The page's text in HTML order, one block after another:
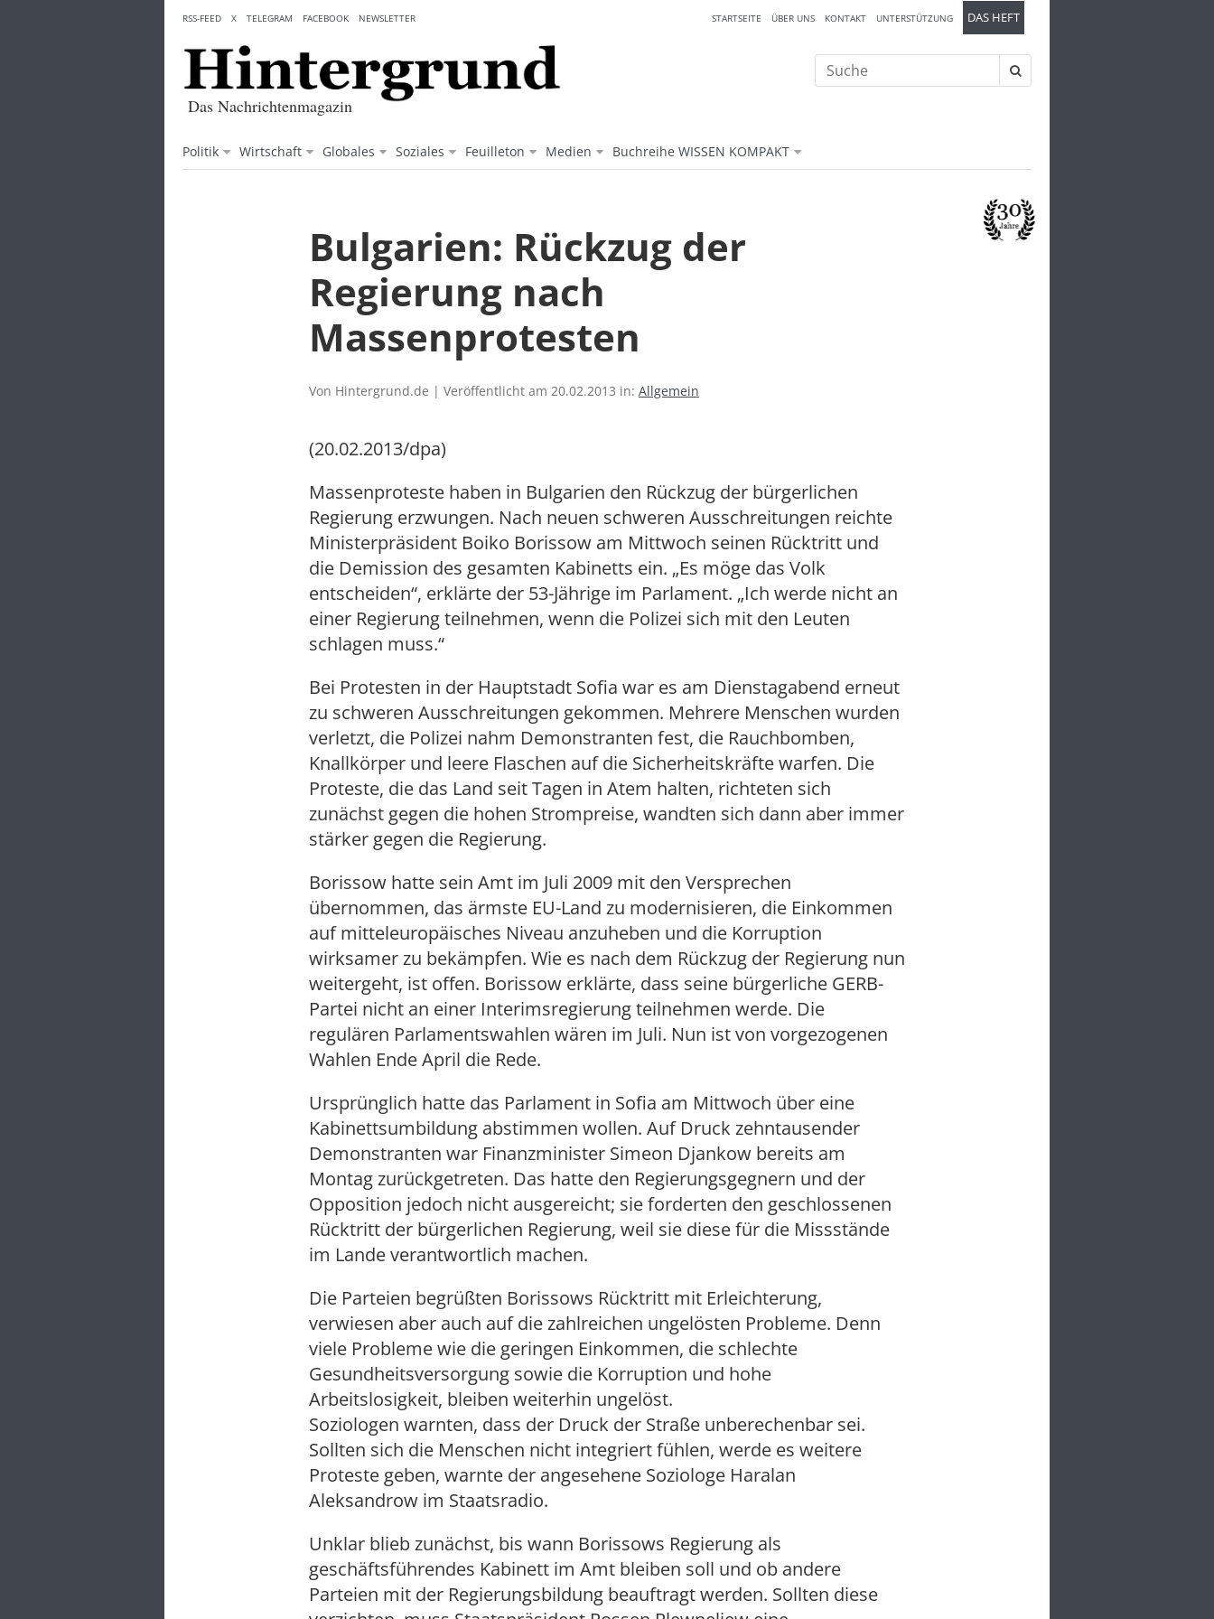
content
Das Nachrichtenmagazin
Politik Wirtschaft Globales Soziales Feuilleton Medien Buchreihe WISSEN KOMPAKT
STARTSEITE ÜBER UNS KONTAKT UNTERSTÜTZUNG DAS HEFT
RSS-FEED X TELEGRAM FACEBOOK NEWSLETTER
Suche
nach:
Bulgarien: Rückzug der
Regierung nach
Massenprotesten
Von Hintergrund.de | Veröffentlicht am 20.02.2013 in: Allgemein
(20.02.2013/dpa)
Massenproteste haben in Bulgarien den Rückzug der bürgerlichen
Regierung erzwungen. Nach neuen schweren Ausschreitungen reichte
Ministerpräsident Boiko Borissow am Mittwoch seinen Rücktritt und
die Demission des gesamten Kabinetts ein. „Es möge das Volk
entscheiden“, erklärte der 53-Jährige im Parlament. „Ich werde nicht an
einer Regierung teilnehmen, wenn die Polizei sich mit den Leuten
schlagen muss.“
Bei Protesten in der Hauptstadt Sofia war es am Dienstagabend erneut
zu schweren Ausschreitungen gekommen. Mehrere Menschen wurden
verletzt, die Polizei nahm Demonstranten fest, die Rauchbomben,
Knallkörper und leere Flaschen auf die Sicherheitskräfte warfen. Die
Proteste, die das Land seit Tagen in Atem halten, richteten sich
zunächst gegen die hohen Strompreise, wandten sich dann aber immer
stärker gegen die Regierung.
Borissow hatte sein Amt im Juli 2009 mit den Versprechen
übernommen, das ärmste EU-Land zu modernisieren, die Einkommen
auf mitteleuropäisches Niveau anzuheben und die Korruption
wirksamer zu bekämpfen. Wie es nach dem Rückzug der Regierung nun
weitergeht, ist offen. Borissow erklärte, dass seine bürgerliche GERB-
Partei nicht an einer Interimsregierung teilnehmen werde. Die
regulären Parlamentswahlen wären im Juli. Nun ist von vorgezogenen
Wahlen Ende April die Rede.
Ursprünglich hatte das Parlament in Sofia am Mittwoch über eine
Kabinettsumbildung abstimmen wollen. Auf Druck zehntausender
Demonstranten war Finanzminister Simeon Djankow bereits am
Montag zurückgetreten. Das hatte den Regierungsgegnern und der
Opposition jedoch nicht ausgereicht; sie forderten den geschlossenen
Rücktritt der bürgerlichen Regierung, weil sie diese für die Missstände
im Lande verantwortlich machen.
Die Parteien begrüßten Borissows Rücktritt mit Erleichterung,
verwiesen aber auch auf die zahlreichen ungelösten Probleme. Denn
viele Probleme wie die geringen Einkommen, die schlechte
Gesundheitsversorgung sowie die Korruption und hohe
Arbeitslosigkeit, bleiben weiterhin ungelöst.
Soziologen warnten, dass der Druck der Straße unberechenbar sei.
Sollten sich die Menschen nicht integriert fühlen, werde es weitere
Proteste geben, warnte der angesehene Soziologe Haralan
Aleksandrow im Staatsradio.
Unklar blieb zunächst, bis wann Borissows Regierung als
geschäftsführendes Kabinett im Amt bleiben soll und ob andere
Parteien mit der Regierungsbildung beauftragt werden. Sollten diese